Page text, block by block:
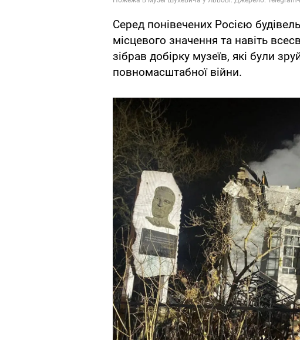
Серед понівечених Росією
місцевого значення та навіть
зібрав добірку музеїв, які були
повномасштабної війни.